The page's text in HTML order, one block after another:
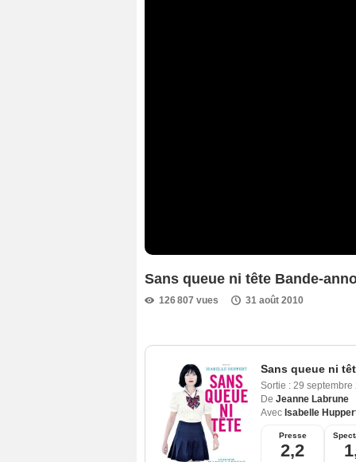
Sans queue ni tête Bande-
126 807 vues 31 août 2010
Sans queue ni
Sortie : 29
De Jeanne Labrune
Avec Isabelle
Presse
2,2